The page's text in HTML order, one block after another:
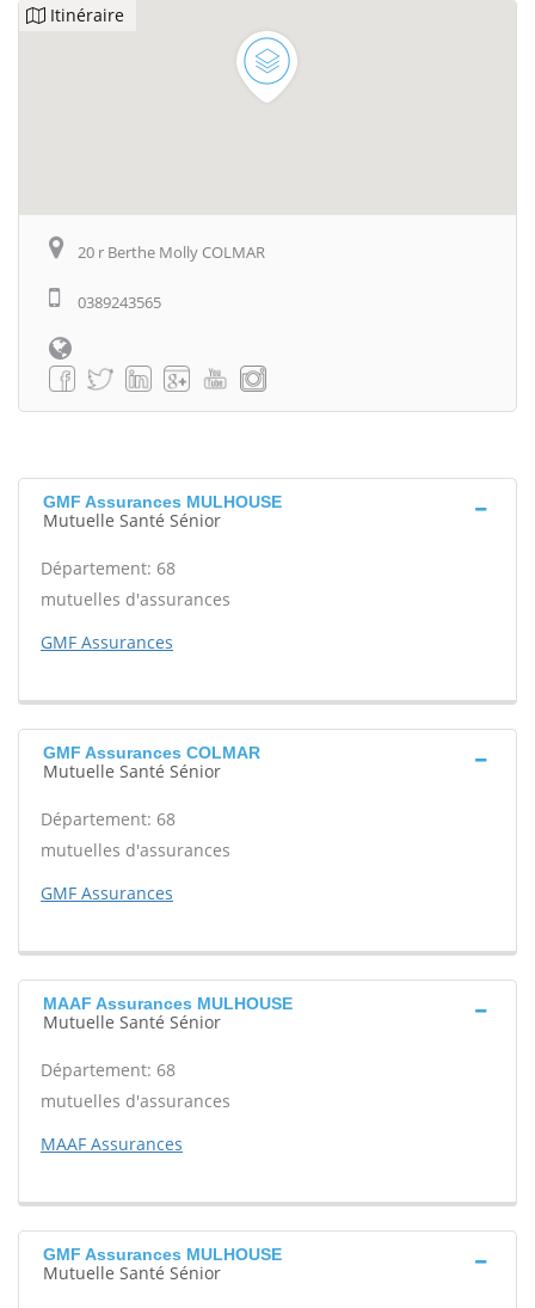
Itinéraire
20 r Berthe Molly COLMAR
0389243565
GMF Assurances MULHOUSE
Mutuelle Santé Sénior
Département: 68
mutuelles d'assurances
GMF Assurances
GMF Assurances COLMAR
Mutuelle Santé Sénior
Département: 68
mutuelles d'assurances
GMF Assurances
MAAF Assurances MULHOUSE
Mutuelle Santé Sénior
Département: 68
mutuelles d'assurances
MAAF Assurances
GMF Assurances MULHOUSE
Mutuelle Santé Sénior